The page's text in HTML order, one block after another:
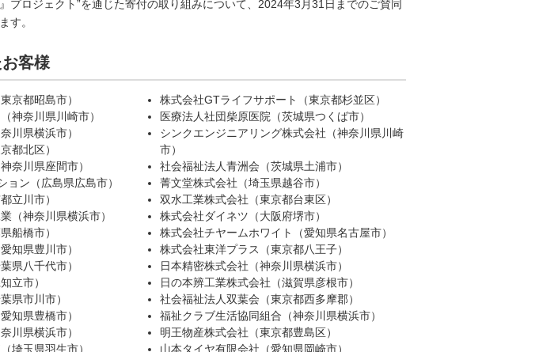
プロジェクト”を通じた寄付の取り組みについて、2024年3月31日までのご賛同
す。
客様
京都昭島市）
神奈川県川崎市）
川県横浜市）
都北区）
奈川県座間市）
ョン（広島県広島市）
立川市）
（神奈川県横浜市）
船橋市）
知県豊川市）
県八千代市）
立市）
県市川市）
知県豊橋市）
川県横浜市）
埼玉県羽生市）
株式会社GTライフサポート（東京都杉並区）
医療法人社団柴原医院（茨城県つくば市）
シンクエンジニアリング株式会社（神奈川県川崎
市）
社会福祉法人青洲会（茨城県土浦市）
菁文堂株式会社（埼玉県越谷市）
双水工業株式会社（東京都台東区）
株式会社ダイネツ（大阪府堺市）
株式会社チヤームホワイト（愛知県名古屋市）
株式会社東洋プラス（東京都八王子）
日本精密株式会社（神奈川県横浜市）
日の本辨工業株式会社（滋賀県彦根市）
社会福祉法人双葉会（東京都西多摩郡）
福祉クラブ生活協同組合（神奈川県横浜市）
明王物産株式会社（東京都豊島区）
山本タイヤ有限会社（愛知県岡崎市）